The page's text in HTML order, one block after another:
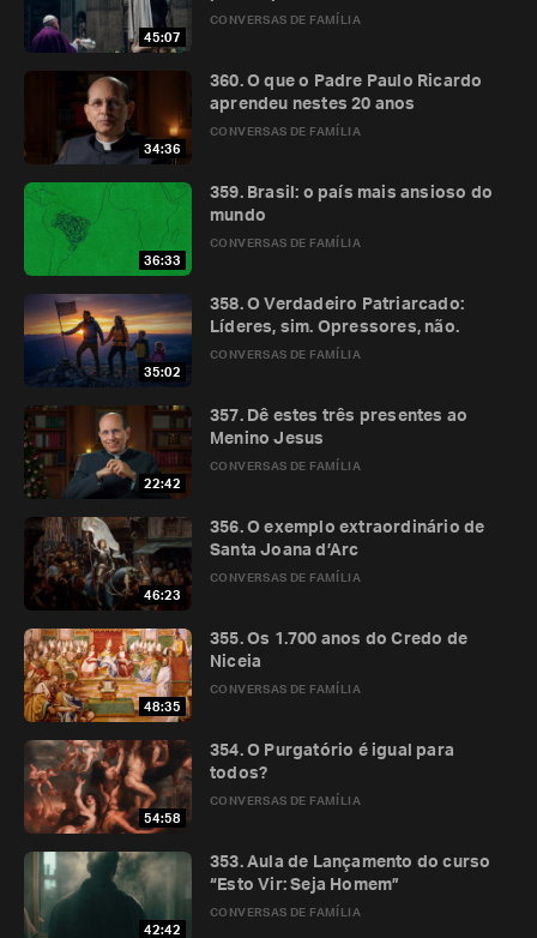
45:07
CONVERSAS DE FAMÍLIA
34:36
CONVERSAS DE FAMÍLIA
360. O que o Padre Paulo Ricardo
aprendeu nestes 20 anos
36:33
CONVERSAS DE FAMÍLIA
359. Brasil: o país mais ansioso do
mundo
35:02
CONVERSAS DE FAMÍLIA
358. O Verdadeiro Patriarcado:
Líderes, sim. Opressores, não.
22:42
CONVERSAS DE FAMÍLIA
357. Dê estes três presentes ao
Menino Jesus
46:23
CONVERSAS DE FAMÍLIA
356. O exemplo extraordinário de
Santa Joana d’Arc
48:35
CONVERSAS DE FAMÍLIA
355. Os 1.700 anos do Credo de
Niceia
54:58
CONVERSAS DE FAMÍLIA
354. O Purgatório é igual para
todos?
42:42
CONVERSAS DE FAMÍLIA
353. Aula de Lançamento do curso
“Esto Vir: Seja Homem”